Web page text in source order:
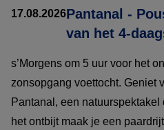
17.08.2026Pantanal -
van het 4-
s’Morgens om 5 uur voor het
zonsopgang voettocht. Geniet
Pantanal, een
het ontbijt maak je een